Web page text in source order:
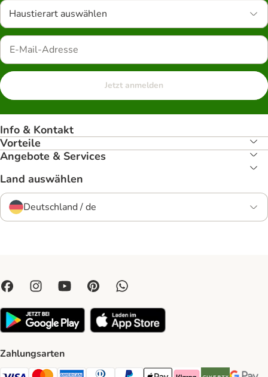
Haustierart auswählen
Jetzt anmelden
Info & Kontakt
Vorteile
Angebote & Services
Land auswählen
Deutschland / de
Zahlungsarten